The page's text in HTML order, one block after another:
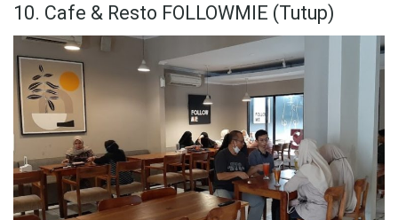
10. Cafe & Resto FOLLOWMIE (Tutup)